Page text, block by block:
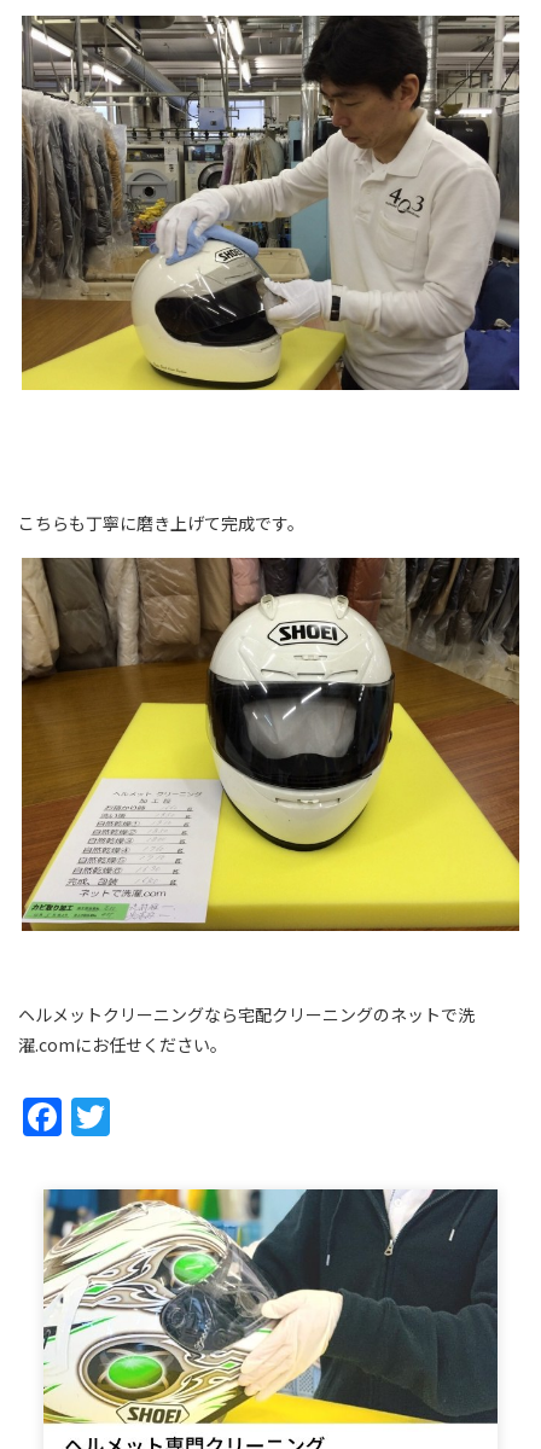
こちらも丁寧に磨き上げて完成です。
ヘルメットクリーニングなら宅配クリーニングのネットで洗
濯.comにお任せください。
Facebook